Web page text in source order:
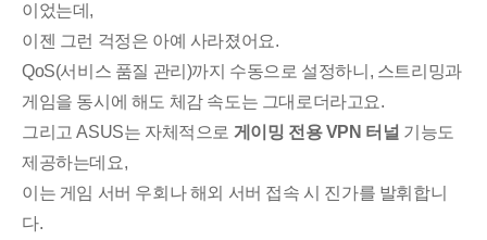
이었는데,
이젠 그런 걱정은 아예 사라졌어요.
QoS(서비스 품질 관리)까지 수동으로 설정하니, 스트리밍과
게임을 동시에 해도 체감 속도는 그대로더라고요.
그리고 ASUS는 자체적으로 게이밍 전용 VPN 터널 기능도
제공하는데요,
이는 게임 서버 우회나 해외 서버 접속 시 진가를 발휘합니
다.